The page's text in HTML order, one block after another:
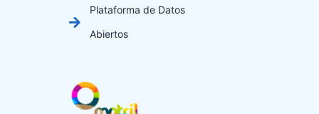
Plataforma de Datos
Abiertos